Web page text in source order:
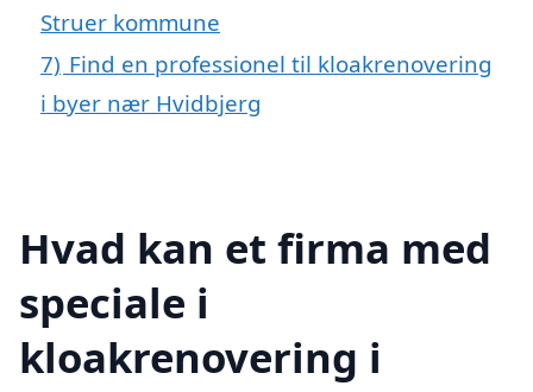
Struer kommune
7) Find en professionel til kloakrenovering
i byer nær Hvidbjerg
Hvad kan et firma med
speciale i
kloakrenovering i